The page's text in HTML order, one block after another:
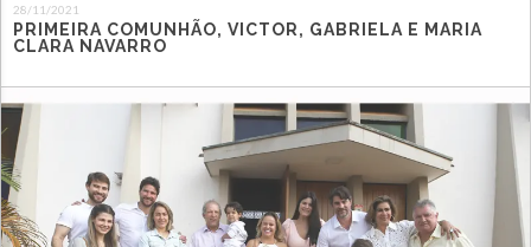
28/11/2021
PRIMEIRA COMUNHÃO, VICTOR, GABRIELA E MARIA
CLARA NAVARRO